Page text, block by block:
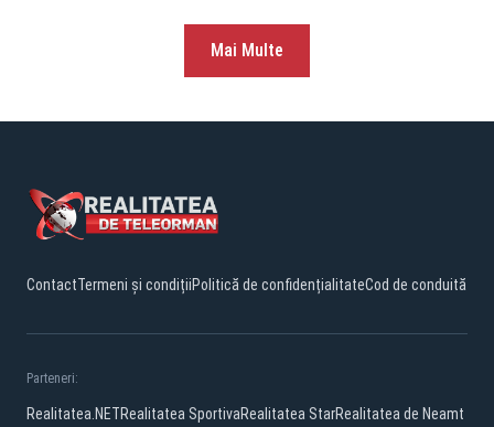
Mai Multe
ContactTermeni și condițiiPolitică de confidențialitateCod de conduită
Parteneri:
Realitatea.NETRealitatea SportivaRealitatea StarRealitatea de Neamt